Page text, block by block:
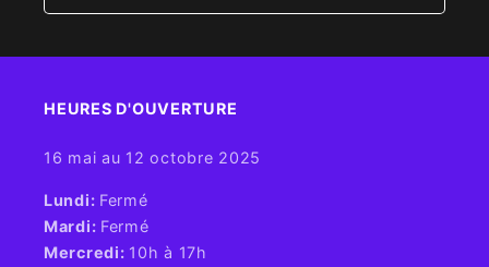
HEURES D'OUVERTURE​
16 mai au 12 octobre 2025
​Lundi: Fermé
Mardi: Fermé
Mercredi: 10h à 17h